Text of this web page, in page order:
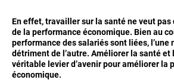
En effet, travailler sur la santé ne veut pas
de la performance économique. Bien au
performance des salariés sont liées, l’une
détriment de l’autre. Améliorer la santé
véritable levier d’avenir pour améliorer la
économique.